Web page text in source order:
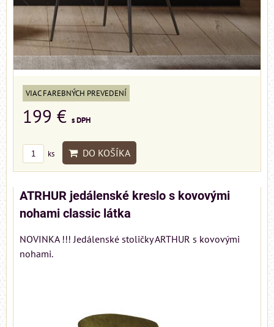
VIAC FAREBNÝCH PREVEDENÍ
199 € s DPH
ks DO KOŠÍKA
ATRHUR jedálenské kreslo s kovovými
nohami classic látka
NOVINKA !!! Jedálenské stoličky ARTHUR s kovovými
nohami.